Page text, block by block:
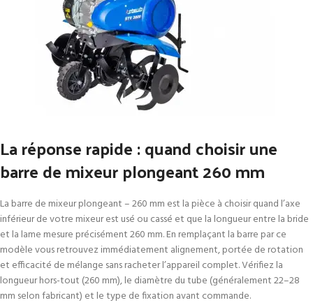
La réponse rapide : quand choisir une
barre de mixeur plongeant 260 mm
La barre de mixeur plongeant – 260 mm est la pièce à choisir quand l’axe
inférieur de votre mixeur est usé ou cassé et que la longueur entre la bride
et la lame mesure précisément 260 mm. En remplaçant la barre par ce
modèle vous retrouvez immédiatement alignement, portée de rotation
et efficacité de mélange sans racheter l’appareil complet. Vérifiez la
longueur hors-tout (260 mm), le diamètre du tube (généralement 22–28
mm selon fabricant) et le type de fixation avant commande.